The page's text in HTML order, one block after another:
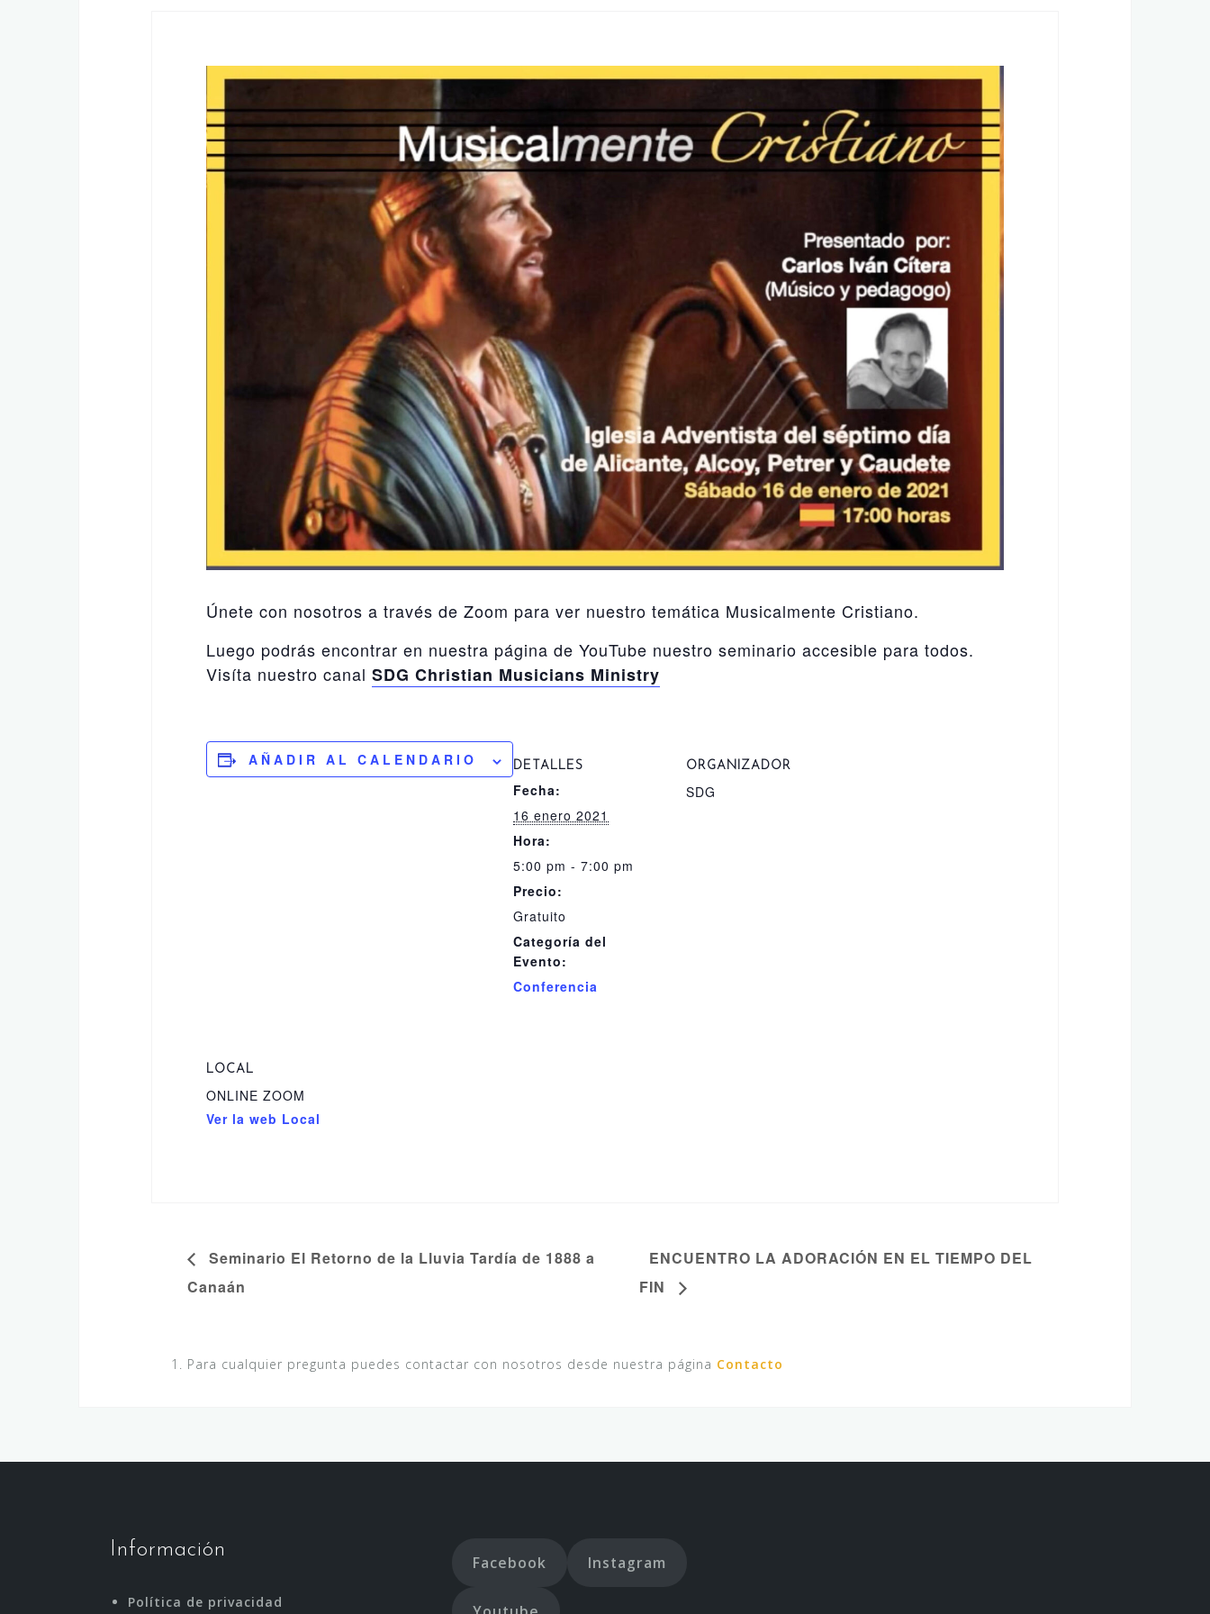
Únete con nosotros a través de Zoom para ver nuestro temática Musicalmente Cristiano.
Luego podrás encontrar en nuestra página de YouTube nuestro seminario accesible para todos.
Visíta nuestro canal SDG Christian Musicians Ministry
AÑADIR AL CALENDARIO DETALLES
Fecha:
16 enero 2021
Hora:
5:00 pm - 7:00 pm
Precio:
Gratuito
Categoría del
Evento:
Conferencia
ORGANIZADOR
SDG
LOCAL
ONLINE ZOOM
Ver la web Local
Seminario El Retorno de la Lluvia Tardía de 1888 a
Canaán
ENCUENTRO LA ADORACIÓN EN EL TIEMPO DEL
FIN
Para cualquier pregunta puedes contactar con nosotros desde nuestra página Contacto
Información
Política de privacidad
Facebook Instagram